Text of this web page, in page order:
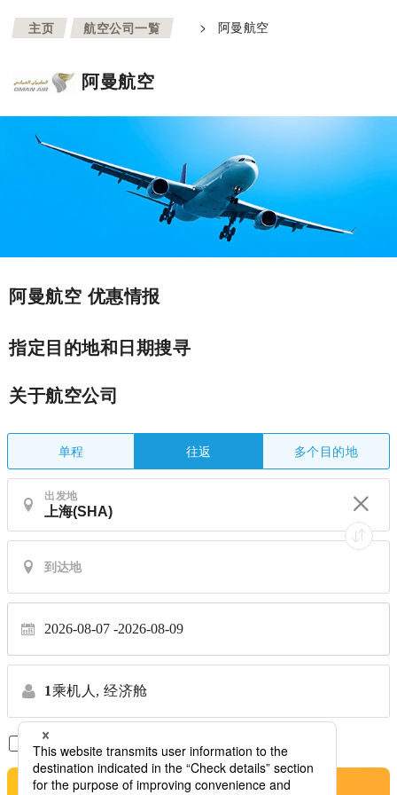
主页 >
航空公司一覧 > 阿曼航空
阿曼航空
阿曼航空 优惠情报
指定目的地和日期搜寻
关于航空公司
单程 往返 多个目的地
出发地
2026-08-07 2026-08-09
1乘机人, 经济舱
仅显示直达航班
搜索